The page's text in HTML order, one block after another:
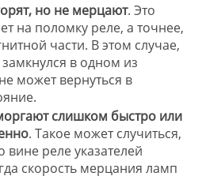
но не мерцают. Это
на поломку реле, а точнее,
части. В этом случае,
в одном из
может вернуться в
слишком быстро или
. Такое может случиться,
вине реле указателей
скорость мерцания ламп